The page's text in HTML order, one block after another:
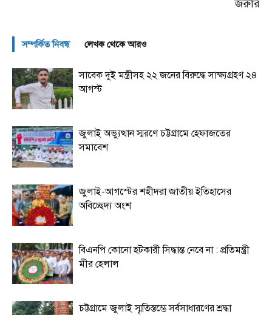
জরুরি
সম্পর্কিত নিবন্ধ লেখক থেকে আরও
সাবেক দুই মন্ত্রীসহ ২২ জনের বিরুদ্ধে সাক্ষ্যগ্রহণ ২৪
আগস্ট
জুলাই অভ্যুত্থান স্মরণে চট্টগ্রামে হেফাজতের
সমাবেশ
জুলাই-আগস্টের শহীদরা জাতীয় ইতিহাসের
অবিচ্ছেদ্য অংশ
বিএনপি কোনো হটকারী সিদ্ধান্ত নেবে না : প্রতিমন্ত্রী
মীর হেলাল
চট্টগ্রামে জুলাই স্মৃতিস্তম্ভে সর্বসাধারণের শ্রদ্ধা